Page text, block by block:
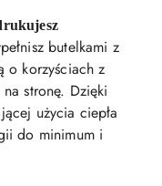
butelkami z
o korzyściach z
stronę. Dzięki
użycia ciepła
do minimum i